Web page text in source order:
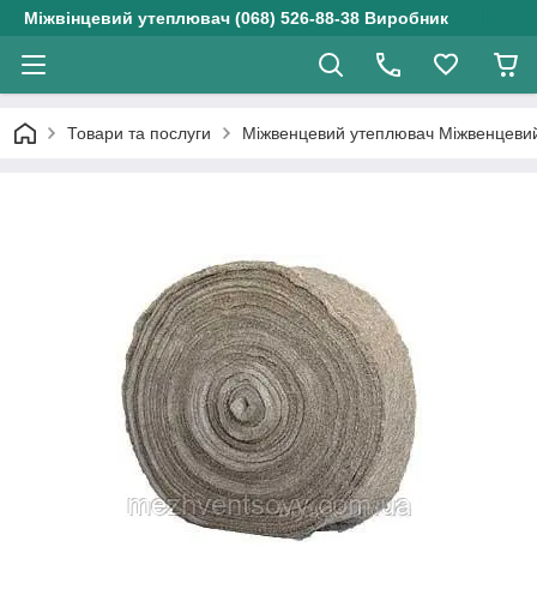
Міжвінцевий утеплювач (068) 526-88-38 Виробник
Товари та послуги Міжвенцевий утеплювач